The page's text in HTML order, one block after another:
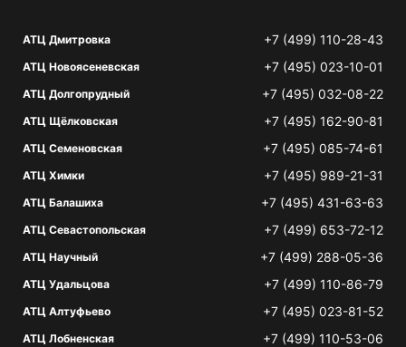
АТЦ Дмитровка +7 (499) 110-28-43
АТЦ Новоясеневская +7 (495) 023-10-01
АТЦ Долгопрудный +7 (495) 032-08-22
АТЦ Щёлковская +7 (495) 162-90-81
АТЦ Семеновская +7 (495) 085-74-61
АТЦ Химки +7 (495) 989-21-31
АТЦ Балашиха +7 (495) 431-63-63
АТЦ Севастопольская +7 (499) 653-72-12
АТЦ Научный +7 (499) 288-05-36
АТЦ Удальцова +7 (499) 110-86-79
АТЦ Алтуфьево +7 (495) 023-81-52
АТЦ Лобненская +7 (499) 110-53-06